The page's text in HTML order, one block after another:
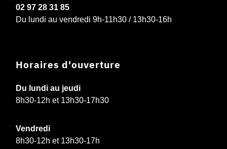
02 97 28 31 85
Du lundi au vendredi 9h-11h30 / 13h30-16h
Horaires d'ouverture
Du lundi au jeudi
8h30-12h et 13h30-17h30
Vendredi
8h30-12h et 13h30-17h